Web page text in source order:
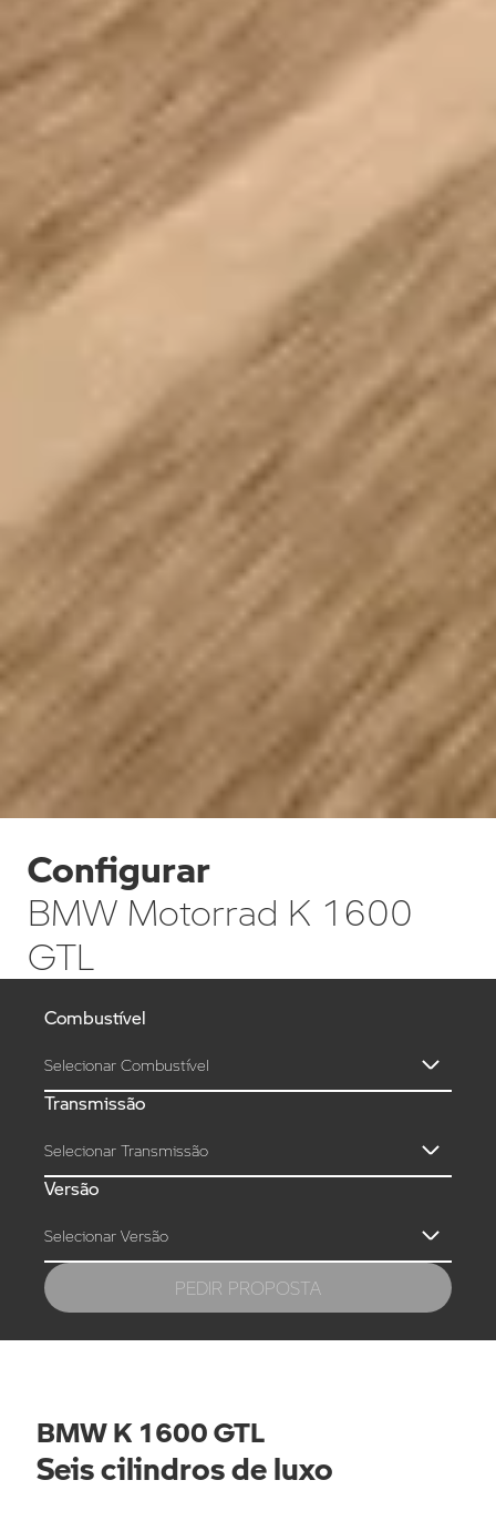
Configurar
BMW Motorrad K 1600
GTL
Combustível
Selecionar Combustível
Transmissão
Selecionar Transmissão
Versão
Selecionar Versão
PEDIR PROPOSTA
Nome próprio*
BMW K 1600 GTL
Seis cilindros de luxo